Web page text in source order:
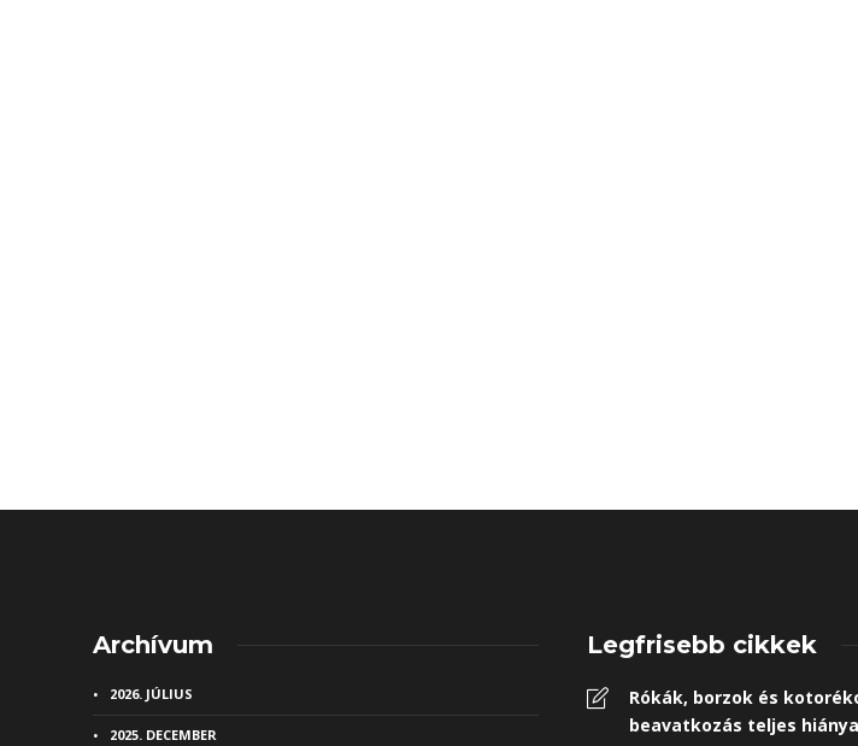
Archívum
2026. JÚLIUS
2025. DECEMBER
Legfrisebb cikkek
Rókák, borzok és
beavatkozás teljes